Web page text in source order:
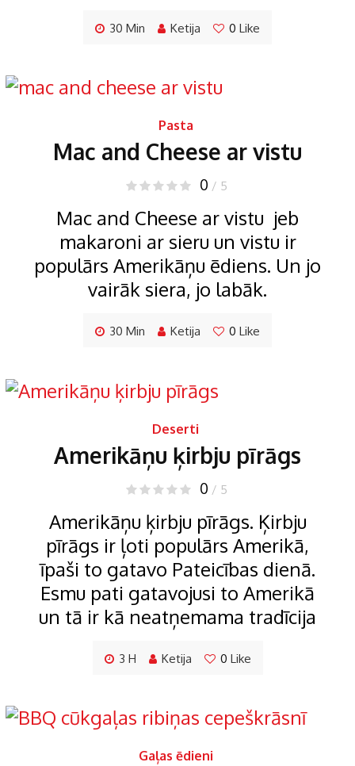
30 Min Ketija 0 Like
Pasta
Mac and Cheese ar vistu
0 / 5
Mac and Cheese ar vistu jeb
makaroni ar sieru un vistu ir
populārs Amerikāņu ēdiens. Un jo
vairāk siera, jo labāk.
30 Min Ketija 0 Like
Deserti
Amerikāņu ķirbju pīrāgs
0 / 5
Amerikāņu ķirbju pīrāgs. Ķirbju
pīrāgs ir ļoti populārs Amerikā,
īpaši to gatavo Pateicības dienā.
Esmu pati gatavojusi to Amerikā
un tā ir kā neatņemama tradīcija
3 H Ketija 0 Like
Gaļas ēdieni